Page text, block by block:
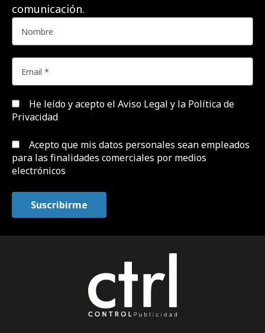
comunicación.
He leído y acepto el Aviso Legal y la Política de
Privacidad
Acepto que mis datos personales sean empleados
para las finalidades comerciales por medios
electrónicos